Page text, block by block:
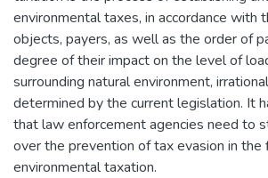
environmental taxes, in accordance with
objects, payers, as well as the order of
degree of their impact on the level of
surrounding natural environment,
determined by the current legislation. It
that law enforcement agencies need to
over the prevention of tax evasion in the
environmental taxation.